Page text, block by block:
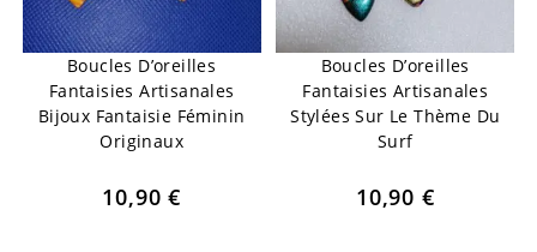
Boucles D’oreilles
Fantaisies Artisanales
Bijoux Fantaisie Féminin
Originaux
10,90€
Boucles D’oreilles
Fantaisies Artisanales
Stylées Sur Le Thème Du
Surf
10,90 €